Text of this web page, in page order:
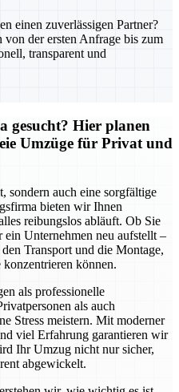
einen zuverlässigen Partner?
von der ersten Anfrage bis zum
transparent und
gesucht? Hier planen
Umzüge für Privat und
sondern auch eine sorgfältige
bieten wir Ihnen
reibungslos abläuft. Ob Sie
Unternehmen neu aufstellt –
Transport und die Montage,
konzentrieren können.
als professionelle
als auch
Stress meistern. Mit moderner
viel Erfahrung garantieren wir
Ihr Umzug nicht nur sicher,
abgewickelt.